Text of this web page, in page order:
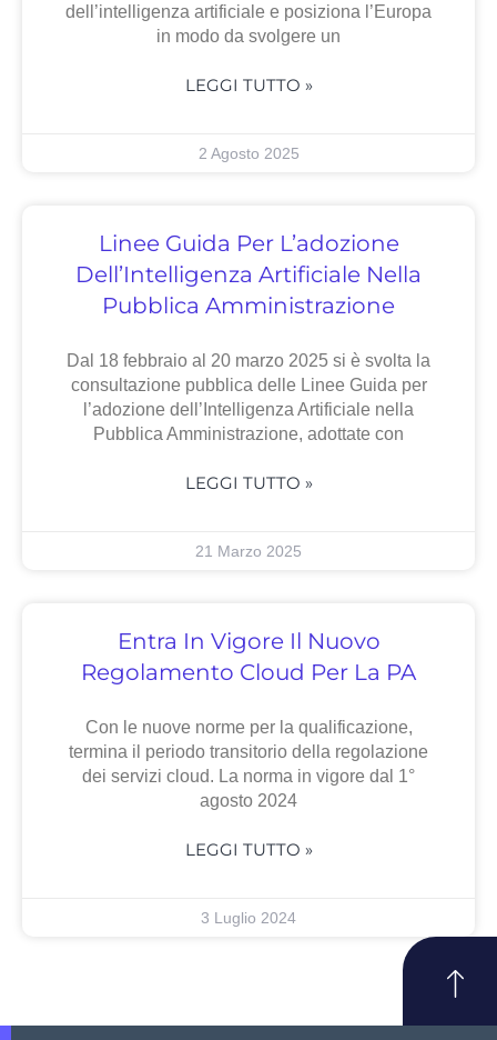
dell’intelligenza artificiale e posiziona l’Europa
in modo da svolgere un
LEGGI TUTTO »
2 Agosto 2025
Linee Guida Per L’adozione
Dell’Intelligenza Artificiale Nella
Pubblica Amministrazione
Dal 18 febbraio al 20 marzo 2025 si è svolta la
consultazione pubblica delle Linee Guida per
l’adozione dell’Intelligenza Artificiale nella
Pubblica Amministrazione, adottate con
LEGGI TUTTO »
21 Marzo 2025
Entra In Vigore Il Nuovo
Regolamento Cloud Per La PA
Con le nuove norme per la qualificazione,
termina il periodo transitorio della regolazione
dei servizi cloud. La norma in vigore dal 1°
agosto 2024
LEGGI TUTTO »
3 Luglio 2024